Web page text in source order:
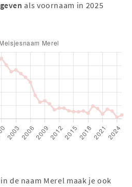
als voornaam in 2025
de naam Merel maak je ook